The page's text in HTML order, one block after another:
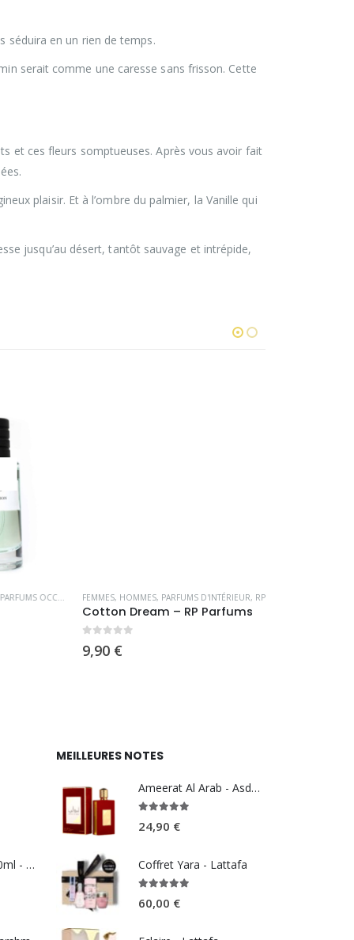
séduira en un rien de temps.
serait comme une caresse sans frisson. Cette
et ces fleurs somptueuses. Après vous avoir fait
plaisir. Et à l’ombre du palmier, la Vanille qui
jusqu’au désert, tantôt sauvage et intrépide,
FEMMES,HOMMES,PARFUMS D'INTÉRIEUR,RP PARFUMS
Cotton Dream – RP Parfums
9,90€
Summer Pink 100ml - REEF perfumes
MEILLEURES NOTES
Ameerat Al Arab - Asdaaf
24,90 €
Coffret Yara - Lattafa
60,00 €